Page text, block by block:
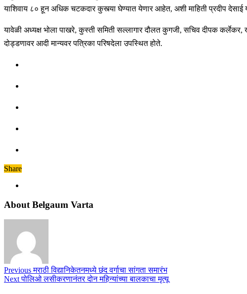
याशिवाय ८० हून अधिक चटकदार कुस्त्या घेण्यात येणार आहेत, अशी माहिती प्रदीप देसाई
यावेळी अध्यक्ष भोला पाखरे, कुस्ती समिती सल्लागार दौलत कुगजी, सचिव दीपक
दोड्डणावर आदी मान्यवर पत्रिका परिषदेला उपस्थित होते.
Share
About Belgaum Varta
Previousमराठी विद्यानिकेतनमध्ये छंद वर्गाचा सांगता समारंभ
Nextपोलिओ लसीकरणानंतर दोन महिन्यांच्या बालकाचा मृत्यू